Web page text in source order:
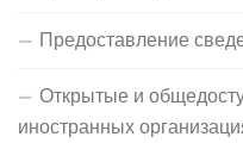
Предоставление
Открытые и
иностранных